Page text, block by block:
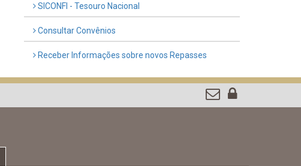
SICONFI - Tesouro Nacional
Consultar Convênios
Receber Informações sobre novos Repasses